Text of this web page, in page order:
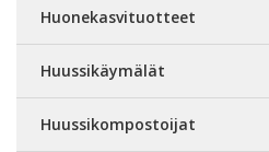
Huonekasvituotteet
Huussikäymälät
Huussikompostoijat